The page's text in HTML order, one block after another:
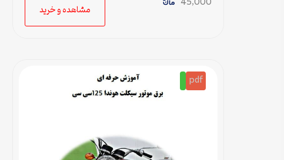
مشاهده و خرید
pdf